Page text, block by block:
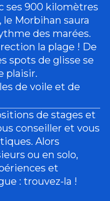
ses 900 kilomètres
Morbihan saura
des marées.
la plage ! De
spots de glisse se
plaisir.
de voile et de
de stages et
conseiller et vous
Alors
ou en solo,
et
: trouvez-la !